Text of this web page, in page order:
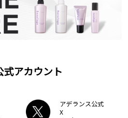
式アカウント
アデランス公式
X